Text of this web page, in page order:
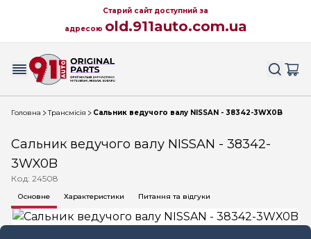
Старий сайт доступний за
адресою old.911auto.com.ua
Головна Трансмісія Сальник ведучого валу NISSAN - 38342-3WX0B
Сальник ведучого валу NISSAN - 38342-
3WX0B
Код: 24508
Основне Характеристики Питання та відгуки